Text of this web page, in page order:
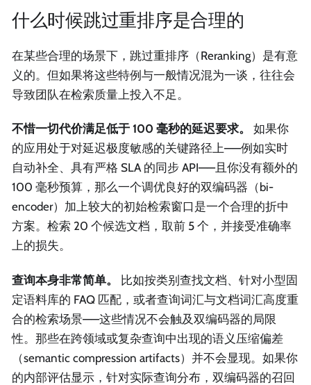
什么时候跳过重排序是合理的
在某些合理的场景下，跳过重排序（Reranking）是有意
义的。但如果将这些特例与一般情况混为一谈，往往会
导致团队在检索质量上投入不足。
不惜一切代价满足低于 100 毫秒的延迟要求。
如果你
的应用处于对延迟极度敏感的关键路径上——例如实时
自动补全、具有严格 SLA 的同步 API——且你没有额外的
100 毫秒预算，那么一个调优良好的双编码器（bi-
encoder）加上较大的初始检索窗口是一个合理的折中
方案。检索 20 个候选文档，取前 5 个，并接受准确率
上的损失。
查询本身非常简单。
比如按类别查找文档、针对小型固
定语料库的 FAQ 匹配，或者查询词汇与文档词汇高度重
合的检索场景——这些情况不会触及双编码器的局限
性。那些在跨领域或复杂查询中出现的语义压缩偏差
（semantic compression artifacts）并不会显现。如果你
的内部评估显示，针对实际查询分布，双编码器的召回